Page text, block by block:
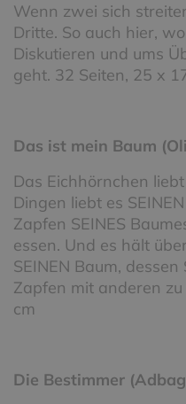
Wenn zwei sich
Dritte. So auch hier,
Diskutieren und ums
geht. 32 Seiten, 25 x
Das ist mein Baum
Das Eichhörnchen
Dingen liebt es
Zapfen SEINES
essen. Und es hält
SEINEN Baum,
Zapfen mit anderen
cm
Die Bestimmer